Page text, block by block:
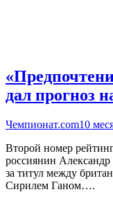
дал прогноз
Чемпионат.com10
Второй номер
россиянин
за титул между
Сирилем Ганом….